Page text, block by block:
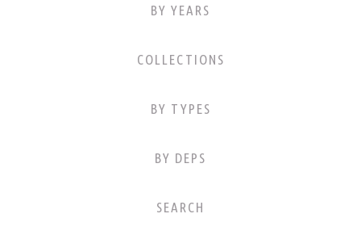
BY YEARS
COLLECTIONS
BY TYPES
BY DEPS
SEARCH